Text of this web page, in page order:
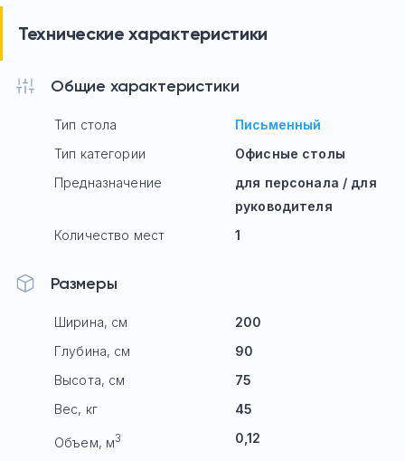
Технические характеристики
Общие характеристики
Тип стола
Письменный
Тип категории
Офисные столы
Предназначение
для персонала / для
руководителя
Количество мест
1
Размеры
Ширина, см
200
Глубина, см
90
Высота, см
75
Вес, кг
45
Объем, м3 0,12